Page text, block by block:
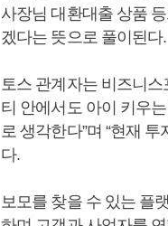
사장님 대환대출 상품
겠다는 뜻으로 풀이된다.
토스 관계자는 비즈니스
티 안에서도 아이 키우
로 생각한다”며 “현재
다.
보모를 찾을 수 있는 플